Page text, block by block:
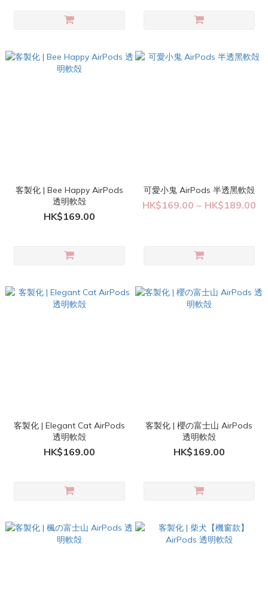
客製化 | Bee Happy AirPods
透明軟殻
HK$169.00
可愛小鬼 AirPods 半透黑軟殻
HK$169.00 ~ HK$189.00
客製化 | Elegant Cat AirPods
透明軟殻
HK$169.00
客製化 | 櫻の富士山 AirPods
透明軟殻
HK$169.00